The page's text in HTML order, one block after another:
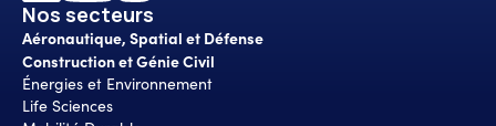
Nos secteurs
Aéronautique, Spatial et Défense
Construction et Génie Civil
Énergies et Environnement
Life Sciences